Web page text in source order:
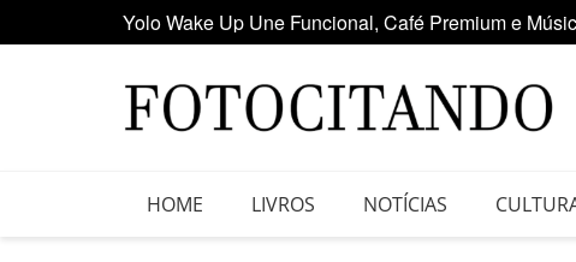
to
Maior clube de vinil da América Latina participa da
HOME LIVROS NOTÍCIAS